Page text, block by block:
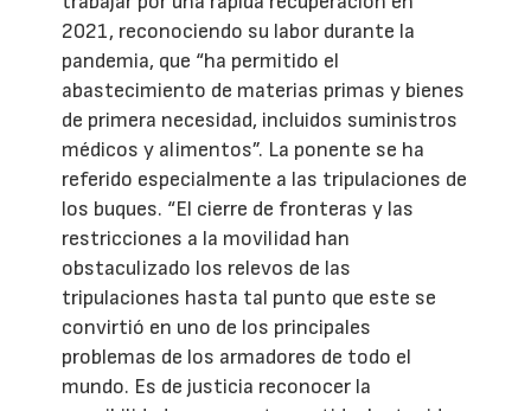
2021, reconociendo su labor durante la
pandemia, que “ha permitido el
abastecimiento de materias primas y bienes
de primera necesidad, incluidos suministros
médicos y alimentos”. La ponente se ha
referido especialmente a las tripulaciones de
los buques. “El cierre de fronteras y las
restricciones a la movilidad han
obstaculizado los relevos de las
tripulaciones hasta tal punto que este se
convirtió en uno de los principales
problemas de los armadores de todo el
mundo. Es de justicia reconocer la